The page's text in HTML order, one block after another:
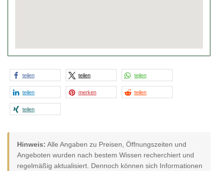
teilen teilen teilen
teilen merken teilen
teilen
Hinweis: Alle Angaben zu Preisen, Öffnungszeiten und
Angeboten wurden nach bestem Wissen recherchiert und
regelmäßig aktualisiert. Dennoch können sich Informationen